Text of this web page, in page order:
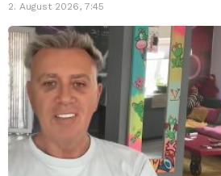
2. August 2026, 7:45